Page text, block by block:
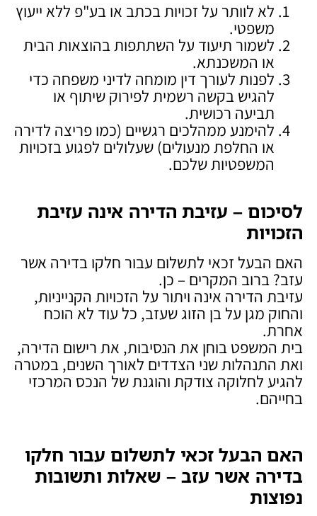
לא לוותר על זכויות בכתב או בע"פ ללא ייעוץ
משפטי.
לשמור תיעוד על השתתפות בהוצאות הבית
או המשכנתא.
לפנות לעורך דין מומחה לדיני משפחה כדי
להגיש בקשה רשמית לפירוק שיתוף או
תביעה רכושית.
להימנע ממהלכים רגשיים (כמו פריצה לדירה
או החלפת מנעולים) שעלולים לפגוע בזכויות
המשפטיות שלכם.
לסיכום – עזיבת הדירה אינה עזיבת
הזכויות
האם הבעל זכאי לתשלום עבור חלקו בדירה אשר
עזב? ברוב המקרים – כן.
עזיבת הדירה אינה ויתור על הזכויות הקנייניות,
והחוק מגן על בן הזוג שעזב, כל עוד לא הוכח
אחרת.
בית המשפט בוחן את הנסיבות, את רישום הדירה,
ואת התנהלות שני הצדדים לאורך השנים, במטרה
להגיע לחלוקה צודקת והוגנת של הנכס המרכזי
בחייהם.
האם הבעל זכאי לתשלום עבור חלקו
בדירה אשר עזב – שאלות ותשובות
נפוצות